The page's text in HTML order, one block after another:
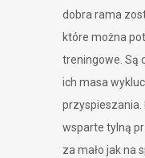
dobra rama
które można
treningowe. Są
ich masa
przyspieszania.
wsparte tylną
za mało jak na